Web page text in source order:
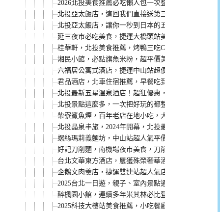
2026北投美食推薦必吃懶人包一次整理給你
北投亞太飯店，這回我們直接送第三人免費入住含早
北投亞太飯店，讓你一秒到日本的五星溫泉飯店！
延三夜市必吃美食，捷運大橋頭站美食懶人包
桂華軒，北投美食推薦，烤鴨三吃CP值超高，而且停
湘民小館，必點旗魚米粉，超平價美味的餐廳
六福居公寓式酒店，捷運中山站超便利可以停車的住
君品酒店，北車住宿推薦，早餐吃到12點，還有台北
北投最新五星溫泉酒店！超狂優惠，第三、四人真的
北投景點這麼多，一次把好玩的都整理給你喔！
柴寮鯊魚煙，百年老店在地小吃，大龍峒市場必吃美
北投晶泉丰旅，2024年開幕，北投最新五星溫泉飯店
螺絲瑪莉義麵坊，中山站超人氣平價義大利麵，點餐
好記刀削麵，南機場夜市美食，刀削麵、炒餅、小菜
台北文華東方酒店，屢獲殊榮奢華酒店！
企鵝文肉羹店，捷運雙連站超人氣店家，30多年老店
2025台北一日遊，親子、室內景點通通有，搭捷運就
醉楓園小館，連續多年米其林必比登推介。必點菜單
2025科技大樓站美食推薦，小吃餐廳都有